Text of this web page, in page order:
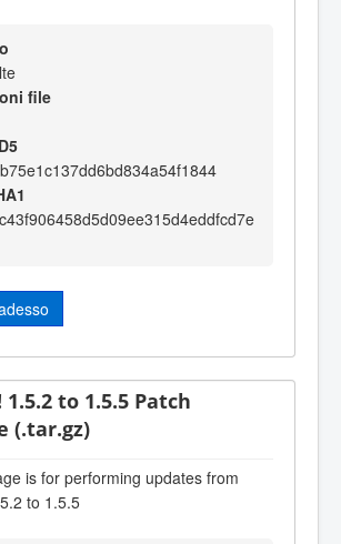
file
1.5.2 to 1.5.5 Patch
(.tar.gz)
is for performing updates from
to 1.5.5